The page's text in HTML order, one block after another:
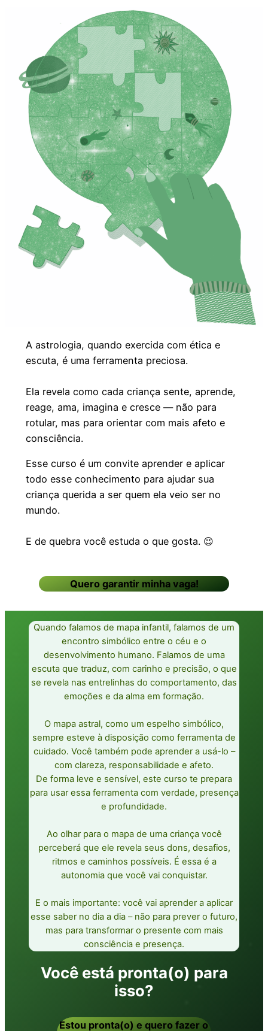
A astrologia, quando exercida com ética e
escuta, é uma ferramenta preciosa.
Ela revela como cada criança sente, aprende,
reage, ama, imagina e cresce — não para
rotular, mas para orientar com mais afeto e
consciência.
Esse curso é um convite aprender e aplicar
todo esse conhecimento para ajudar sua
criança querida a ser quem ela veio ser no
mundo.
E de quebra você estuda o que gosta. 😉
Quero garantir minha vaga!
Quando falamos de mapa infantil, falamos de um
encontro simbólico entre o céu e o
desenvolvimento humano. Falamos de uma
escuta que traduz, com carinho e precisão, o que
se revela nas entrelinhas do comportamento, das
emoções e da alma em formação.
O mapa astral, como um espelho simbólico,
sempre esteve à disposição como ferramenta de
cuidado. Você também pode aprender a usá-lo –
com clareza, responsabilidade e afeto.
De forma leve e sensível, este curso te prepara
para usar essa ferramenta com verdade, presença
e profundidade.
Ao olhar para o mapa de uma criança você
perceberá que ele revela seus dons, desafios,
ritmos e caminhos possíveis. É essa é a
autonomia que você vai conquistar.
E o mais importante: você vai aprender a aplicar
esse saber no dia a dia – não para prever o futuro,
mas para transformar o presente com mais
consciência e presença.
Você está pronta(o) para
isso?
Estou pronta(o) e quero fazer o